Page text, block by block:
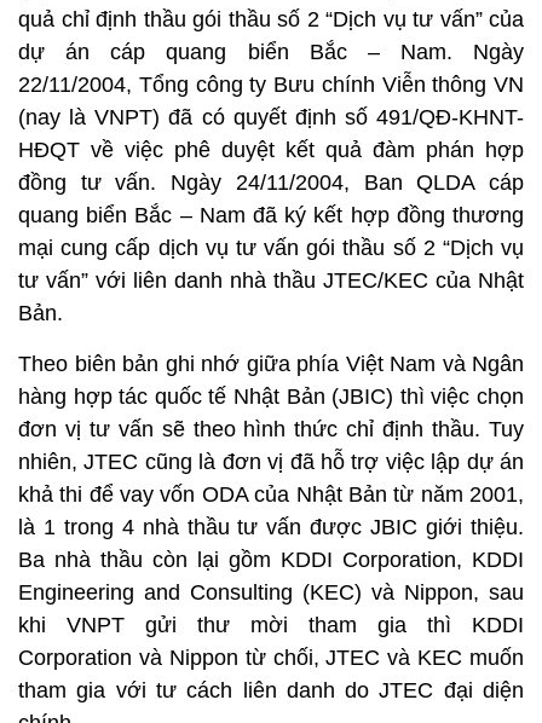
quả chỉ định thầu gói thầu số 2 “Dịch vụ tư vấn” của
dự án cáp quang biển Bắc – Nam. Ngày
22/11/2004, Tổng công ty Bưu chính Viễn thông VN
(nay là VNPT) đã có quyết định số 491/QĐ-KHNT-
HĐQT về việc phê duyệt kết quả đàm phán hợp
đồng tư vấn. Ngày 24/11/2004, Ban QLDA cáp
quang biển Bắc – Nam đã ký kết hợp đồng thương
mại cung cấp dịch vụ tư vấn gói thầu số 2 “Dịch vụ
tư vấn” với liên danh nhà thầu JTEC/KEC của Nhật
Bản.
Theo biên bản ghi nhớ giữa phía Việt Nam và Ngân
hàng hợp tác quốc tế Nhật Bản (JBIC) thì việc chọn
đơn vị tư vấn sẽ theo hình thức chỉ định thầu. Tuy
nhiên, JTEC cũng là đơn vị đã hỗ trợ việc lập dự án
khả thi để vay vốn ODA của Nhật Bản từ năm 2001,
là 1 trong 4 nhà thầu tư vấn được JBIC giới thiệu.
Ba nhà thầu còn lại gồm KDDI Corporation, KDDI
Engineering and Consulting (KEC) và Nippon, sau
khi VNPT gửi thư mời tham gia thì KDDI
Corporation và Nippon từ chối, JTEC và KEC muốn
tham gia với tư cách liên danh do JTEC đại diện